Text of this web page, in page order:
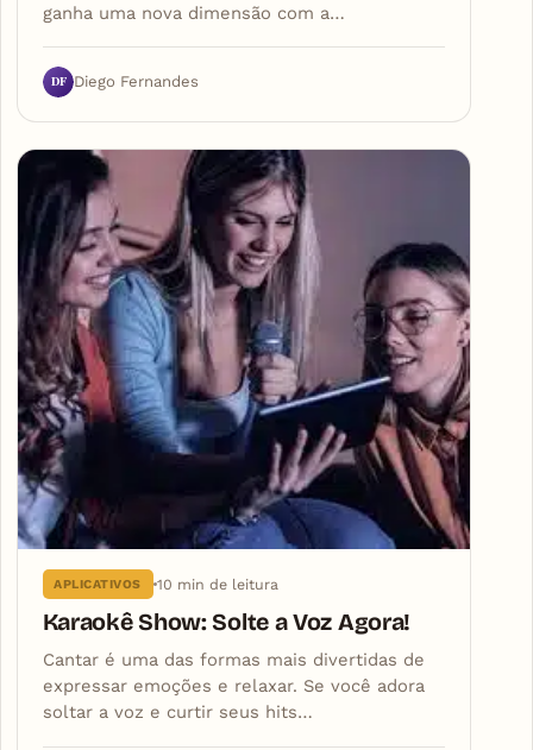
ganha uma nova dimensão com a…
DF Diego Fernandes
APLICATIVOS 10 min de leitura
Karaokê Show: Solte a Voz Agora!
Cantar é uma das formas mais divertidas de
expressar emoções e relaxar. Se você adora
soltar a voz e curtir seus hits…